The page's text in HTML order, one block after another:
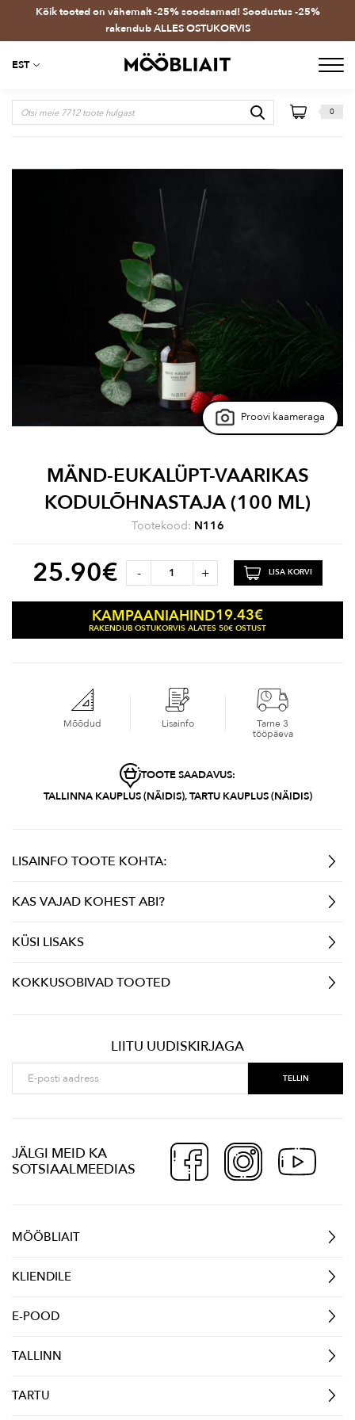
Kõik tooted on vähemalt -25% soodsamad! Soodustus -25%
rakendub ALLES OSTUKORVIS
EST
0
Proovi kaameraga
MÄND-EUKALÜPT-VAARIKAS
KODULÕHNASTAJA (100 ML)
Tootekood: N116
25.90€ - + LISA KORVI
KAMPAANIAHIND19.43€
RAKENDUB OSTUKORVIS ALATES 50€ OSTUST
Mõõdud Lisainfo
Tarne 3
tööpäeva
TOOTE SAADAVUS:
TALLINNA KAUPLUS (NÄIDIS), TARTU KAUPLUS (NÄIDIS)
LISAINFO TOOTE KOHTA:
KAS VAJAD KOHEST ABI?
KÜSI LISAKS
KOKKUSOBIVAD TOOTED
LIITU UUDISKIRJAGA
JÄLGI MEID KA
SOTSIAALMEEDIAS
MÖÖBLIAIT
KLIENDILE
E-POOD
TALLINN
TARTU